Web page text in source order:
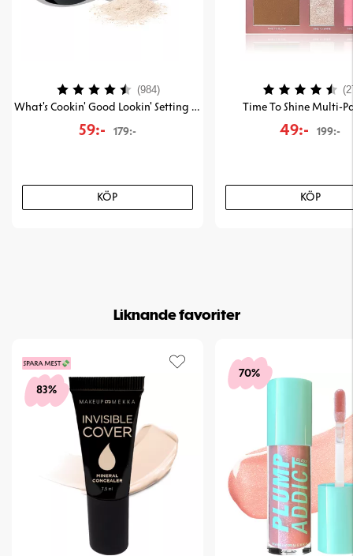
What's Cookin' Good Lookin' Setting & Baking Powder
59:- 179:-
KÖP
Betyg: (984)4.4 utav 5 stjärnor
Time To Shine Multi-
49:- 199:-
KÖP
Betyg:
Liknande favoriter
83%
70%